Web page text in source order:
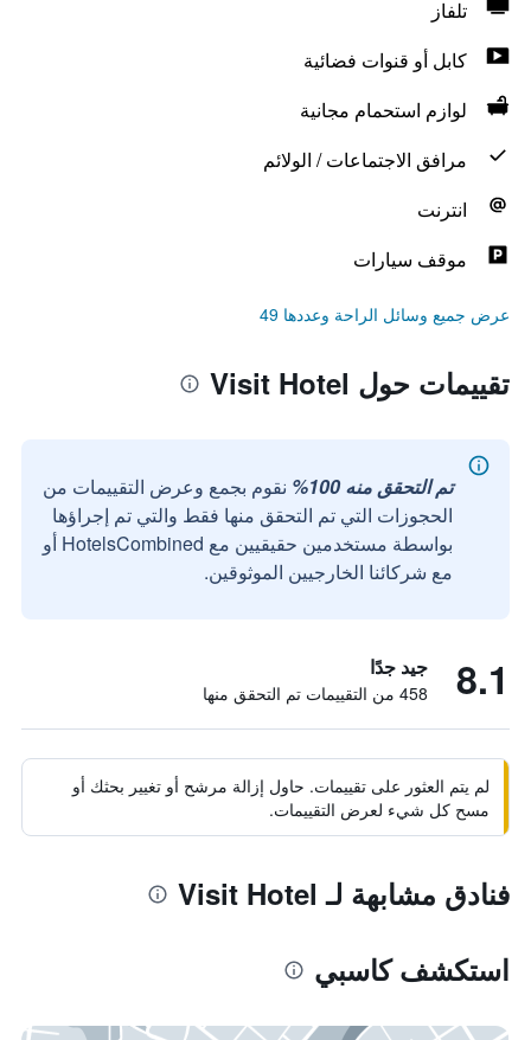
تلفاز
كابل أو قنوات فضائية
لوازم استحمام مجانية
مرافق الاجتماعات / الولائم
انترنت
موقف سيارات
عرض جميع وسائل الراحة وعددها 49
تقييمات حول Visit Hotel
تم التحقق منه 100%
نقوم بجمع وعرض التقييمات من
الحجوزات التي تم التحقق منها فقط والتي تم إجراؤها
بواسطة مستخدمين حقيقيين مع HotelsCombined أو
مع شركائنا الخارجيين الموثوقين.
8.1 جيد جدًا
458 من التقييمات تم التحقق منها
لم يتم العثور على تقييمات. حاول إزالة مرشح أو تغيير بحثك أو
مسح كل شيء لعرض التقييمات.
فنادق مشابهة لـ Visit Hotel
استكشف كاسبي